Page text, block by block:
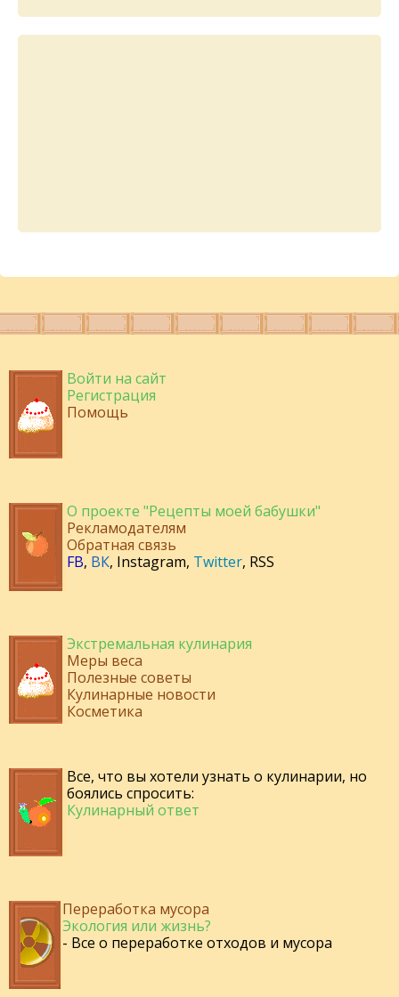
Войти на сайт
Регистрация
Помощь
О проекте "Рецепты моей бабушки"
Рекламодателям
Обратная связь
FB, ВК, Instagram, Twitter, RSS
Экстремальная кулинария
Меры веса
Полезные советы
Кулинарные новости
Косметика
Все, что вы хотели узнать о кулинарии, но
боялись спросить:
Кулинарный ответ
Переработка мусора
Экология или жизнь?
- Все о переработке отходов и мусора